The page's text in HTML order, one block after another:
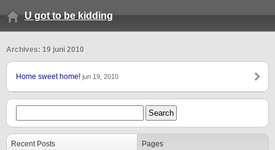
U got to be kidding
Archives: 19 juni 2010
Home sweet home! jun 19, 2010
Recent Posts Pages